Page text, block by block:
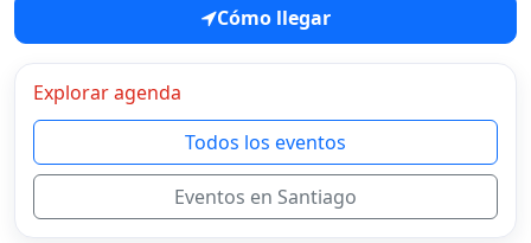
Cómo llegar
Explorar agenda
Todos los eventos
Eventos en Santiago